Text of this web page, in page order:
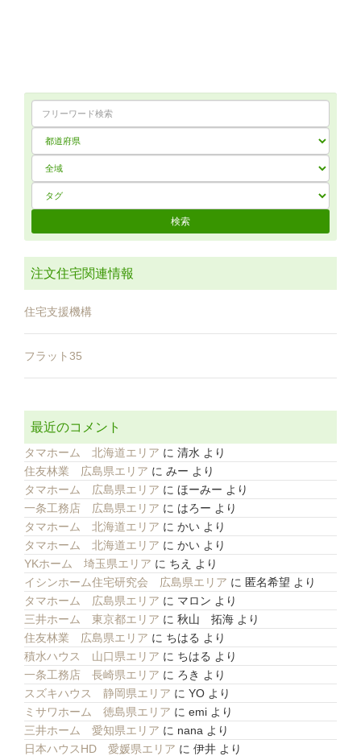
注文住宅関連情報
住宅支援機構
フラット35
最近のコメント
タマホーム 北海道エリア に 清水 より
住友林業 広島県エリア に みー より
タマホーム 広島県エリア に ほーみー より
一条工務店 広島県エリア に はろー より
タマホーム 北海道エリア に かい より
タマホーム 北海道エリア に かい より
YKホーム 埼玉県エリア に ちえ
より
イシンホーム住宅研究会 広島県エリア に 匿名希望 より
タマホーム 広島県エリア に マロン より
三井ホーム 東京都エリア に 秋山 拓海 より
住友林業 広島県エリア に ちはる より
積水ハウス 山口県エリア に ちはる より
一条工務店 長崎県エリア に ろき より
スズキハウス 静岡県エリア に YO より
ミサワホーム 徳島県エリア に emi より
三井ホーム 愛知県エリア に nana より
日本ハウスHD 愛媛県エリア に 伊井 より